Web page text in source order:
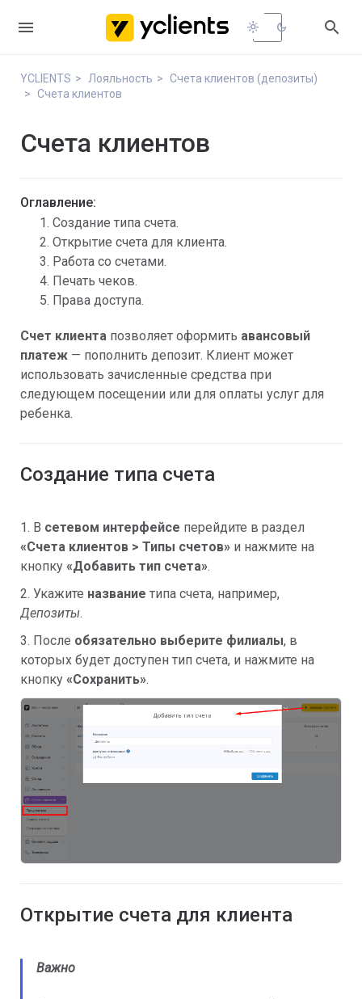
 light_mode dark_mode 
YCLIENTS Лояльность
Счета клиентов (депозиты)
Счета клиентов
Счета клиентов
Оглавление:
Создание типа счета.
Открытие счета для клиента.
Работа со счетами.
Печать чеков.
Права доступа.
Счет клиента позволяет оформить авансовый
платеж — пополнить депозит. Клиент может
использовать зачисленные средства при
следующем посещении или для оплаты услуг для
ребенка.
Создание типа счета
1. В сетевом интерфейсе перейдите в раздел
«Счета клиентов > Типы счетов» и нажмите на
кнопку «Добавить тип счета».
2. Укажите название типа счета, например,
Депозиты.
3. После обязательно выберите филиалы, в
которых будет доступен тип счета, и нажмите на
кнопку «Сохранить».
Открытие счета для клиента
Важно